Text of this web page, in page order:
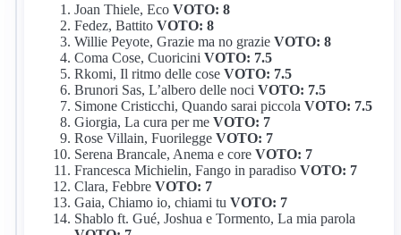
Joan Thiele, EcoVOTO: 8
Fedez, BattitoVOTO: 8
Willie Peyote, Grazie ma no grazieVOTO: 8
Coma Cose, CuoriciniVOTO: 7.5
Rkomi, Il ritmo delle coseVOTO: 7.5
Brunori Sas, L’albero delle nociVOTO: 7.5
Simone Cristicchi, Quando sarai piccolaVOTO: 7.5
Giorgia, La cura per meVOTO: 7
Rose Villain, FuorileggeVOTO: 7
Serena Brancale, Anema e coreVOTO: 7
Francesca Michielin, Fango in paradisoVOTO: 7
Clara, FebbreVOTO: 7
Gaia, Chiamo io, chiami tuVOTO: 7
Shablo ft. Gué, Joshua e Tormento, La mia parola